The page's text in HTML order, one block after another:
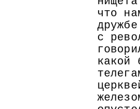
что
с
какой